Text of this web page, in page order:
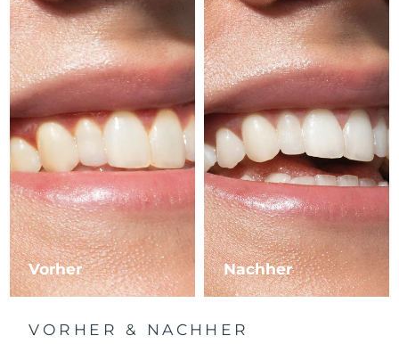
Vorher Nachher
VORHER & NACHHER
Vereinigte Staaten Erwartete Lieferung8/9/26
Usbekistan Erwartete Lieferung 8/13/26
Vietnam Erwartete Lieferung 8/14/26